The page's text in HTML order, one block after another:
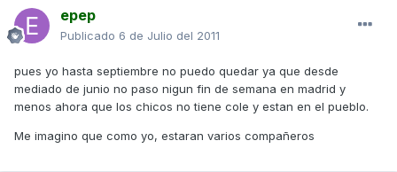
epep
Publicado 6 de Julio del 2011
pues yo hasta septiembre no puedo quedar ya que desde
mediado de junio no paso nigun fin de semana en madrid y
menos ahora que los chicos no tiene cole y estan en el pueblo.
Me imagino que como yo, estaran varios compañeros